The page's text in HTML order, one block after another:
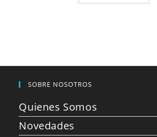
SOBRE NOSOTROS
Quienes Somos
Novedades